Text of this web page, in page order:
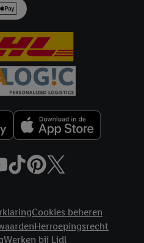
Cookies beheren
Herroepingsrecht
Werken bij Lidl